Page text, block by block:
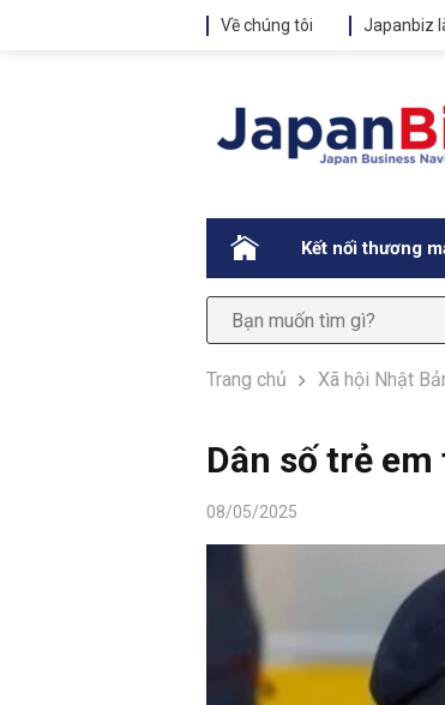
Về chúng tôi Japanbiz
. Kết nối thương
Trang chủ Xã hội Nhật
Dân số trẻ
08/05/2025